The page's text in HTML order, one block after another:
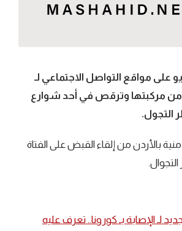
على مواقع التواصل الاجتماعي لـ
من مركبتها وترقص في أحد شوارع
بالأردن من إلقاء القبض على الفتاة
لـ الإصابة بـ كورونا.. تعرف عليه